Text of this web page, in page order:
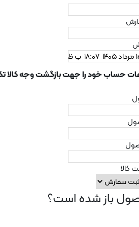
حساب خود را جهت بازگشت وجه کالا
کالا
باز شده است؟